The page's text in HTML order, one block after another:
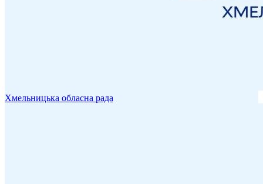
Хмельницька обласна рада